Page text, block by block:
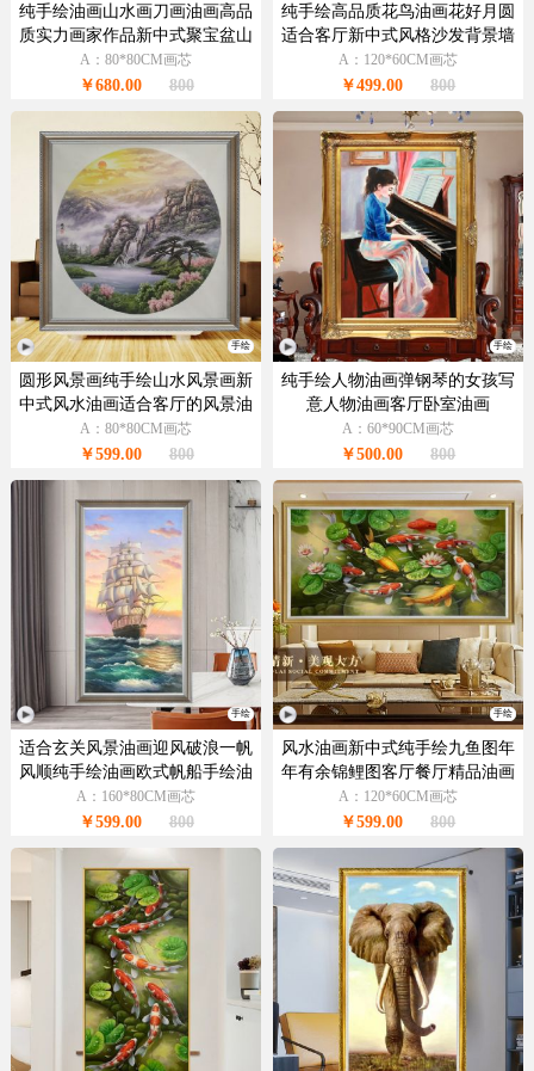
纯手绘油画山水画刀画油画高品
质实力画家作品新中式聚宝盆山
水画
A：80*80CM画芯
￥680.00 800
纯手绘高品质花鸟油画花好月圆
适合客厅新中式风格沙发背景墙
油画
A：120*60CM画芯
￥499.00 800
手绘
圆形风景画纯手绘山水风景画新
中式风水油画适合客厅的风景油
画
A：80*80CM画芯
￥599.00 800
手绘
纯手绘人物油画弹钢琴的女孩写
意人物油画客厅卧室油画
A：60*90CM画芯
￥500.00 800
手绘
适合玄关风景油画迎风破浪一帆
风顺纯手绘油画欧式帆船手绘油
画办公室书房挂画
A：160*80CM画芯
￥599.00 800
手绘
风水油画新中式纯手绘九鱼图年
年有余锦鲤图客厅餐厅精品油画
A：120*60CM画芯
￥599.00 800